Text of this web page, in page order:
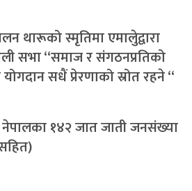
थारूको स्मृतिमा एमालेुद्वारा
सभा “समाज र संगठनप्रतिको
सधैं प्रेरणाको स्रोत रहने “
१४२ जात जाती जनसंख्या